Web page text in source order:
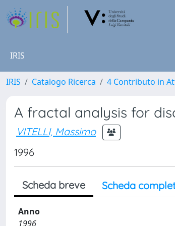
IRIS
IRIS Catalogo Ricerca 4 Contributo in
A fractal analysis for
VITELLI, Massimo
1996
Scheda breve Scheda
Anno
1996